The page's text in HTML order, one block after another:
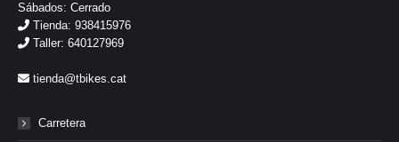
Sábados: Cerrado
Tienda: 938415976
Taller: 640127969
tienda@tbikes.cat
Carretera